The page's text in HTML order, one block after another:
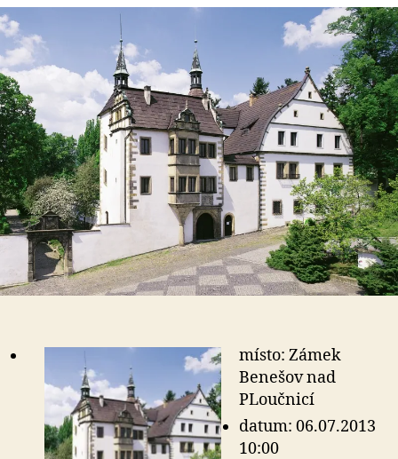
místo: Zámek
Benešov nad
PLoučnicí
datum: 06.07.2013
10:00